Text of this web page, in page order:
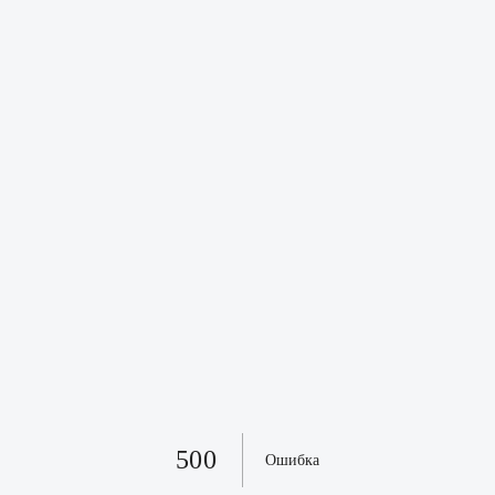
500 Ошибка